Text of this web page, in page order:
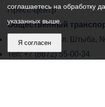
Пресс-центр
Общественный
Владикавказ, пл. Штыба,
Тел:+7 (8672) 55-00-34
соглашаетесь на обработку
указанных выше.
Я согласен